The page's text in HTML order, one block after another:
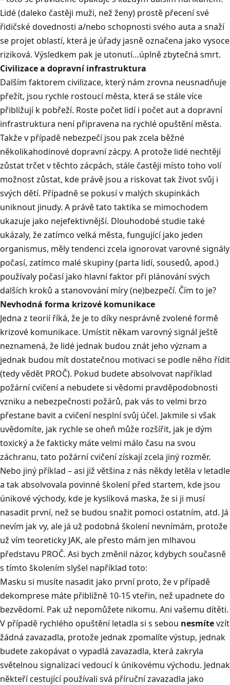
Lidé (daleko častěji muži, než ženy) prostě přecení své
řidičské dovednosti a/nebo schopnosti svého auta a snaží
se projet oblastí, která je úřady jasně označena jako vysoce
riziková. Výsledkem pak je utonutí…úplně zbytečná smrt.
Civilizace a dopravní infrastruktura
Dalším faktorem civilizace, který nám zrovna neusnadňuje
přežít, jsou rychle rostoucí města, která se stále více
přibližují k pobřeží. Roste počet lidí i počet aut a dopravní
infrastruktura není připravena na rychlé opuštění města.
Takže v případě nebezpečí jsou pak zcela běžné
několikahodinové dopravní zácpy. A protože lidé nechtějí
zůstat trčet v těchto zácpách, stále častěji místo toho volí
možnost zůstat, kde právě jsou a riskovat tak život svůj i
svých dětí. Případně se pokusí v malých skupinkách
uniknout jinudy. A právě tato taktika se mimochodem
ukazuje jako nejefektivnější. Dlouhodobé studie také
ukázaly, že zatímco velká města, fungující jako jeden
organismus, měly tendenci zcela ignorovat varovné signály
počasí, zatímco malé skupiny (parta lidí, sousedů, apod.)
používaly počasí jako hlavní faktor při plánování svých
dalších kroků a stanovování míry (ne)bezpečí. Čím to je?
Nevhodná forma krizové komunikace
Jedna z teorií říká, že je to díky nesprávně zvolené formě
krizové komunikace. Umístit někam varovný signál ještě
neznamená, že lidé jednak budou znát jeho význam a
jednak budou mít dostatečnou motivaci se podle něho řídit
(tedy vědět PROČ). Pokud budete absolvovat například
požární cvičení a nebudete si vědomi pravděpodobnosti
vzniku a nebezpečnosti požárů, pak vás to velmi brzo
přestane bavit a cvičení nesplní svůj účel. Jakmile si však
uvědomíte, jak rychle se oheň může rozšířit, jak je dým
toxický a že fakticky máte velmi málo času na svou
záchranu, tato požární cvičení získají zcela jiný rozměr.
Nebo jiný příklad – asi již většina z nás někdy letěla v letadle
a tak absolvovala povinné školení před startem, kde jsou
únikové východy, kde je kyslíková maska, že si ji musí
nasadit první, než se budou snažit pomoci ostatním, atd. Já
nevím jak vy, ale já už podobná školení nevnímám, protože
už vím teoreticky JAK, ale přesto mám jen mlhavou
představu PROČ. Asi bych změnil názor, kdybych současně
s tímto školením slyšel například toto:
Masku si musíte nasadit jako první proto, že v případě
dekomprese máte přibližně 10-15 vteřin, než upadnete do
bezvědomí. Pak už nepomůžete nikomu. Ani vašemu dítěti.
V případě rychlého opuštění letadla si s sebou nesmítevzít
žádná zavazadla, protože jednak zpomalíte výstup, jednak
budete zakopávat o vypadlá zavazadla, která zakryla
světelnou signalizaci vedoucí k únikovému východu. Jednak
někteří cestující používali svá příruční zavazadla jako